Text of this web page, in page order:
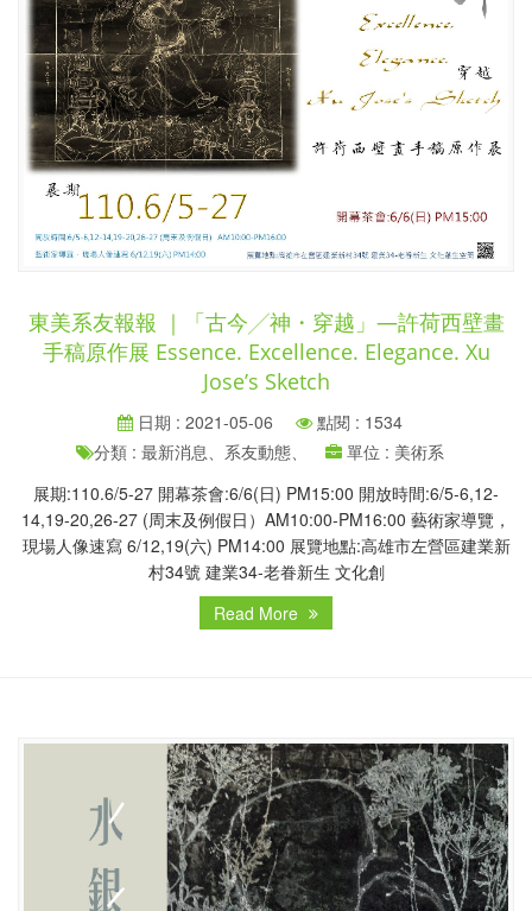
東美系友報報 ｜「古今╱神・穿越」—許荷西壁畫
手稿原作展 Essence. Excellence. Elegance. Xu
Jose’s Sketch
日期 : 2021-05-06
點閱 : 1534
分類 : 最新消息、系友動態、
單位 : 美術系
展期:110.6/5-27 開幕茶會:6/6(日) PM15:00 開放時間:6/5-6,12-
14,19-20,26-27 (周末及例假日）AM10:00-PM16:00 藝術家導覽，
現場人像速寫 6/12,19(六) PM14:00 展覽地點:高雄市左營區建業新
村34號 建業34-老眷新生 文化創
Read More